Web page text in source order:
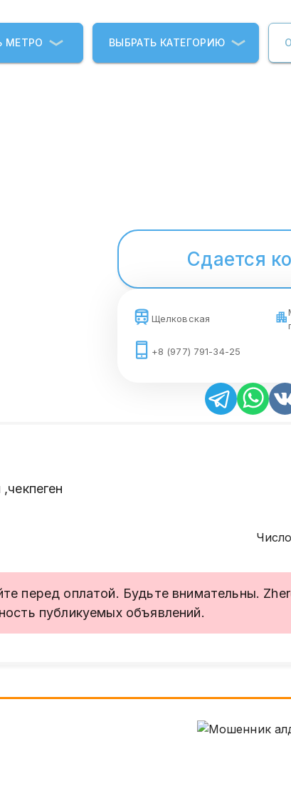
МЕТРО ВЫБРАТЬ КАТЕГОРИЮ
Сдается
Щелковская
+8 (977) 791-34-25
перед оплатой. Будьте внимательны.
публикуемых объявлений.